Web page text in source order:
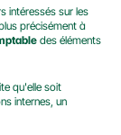
intéressés sur les
des éléments
internes, un